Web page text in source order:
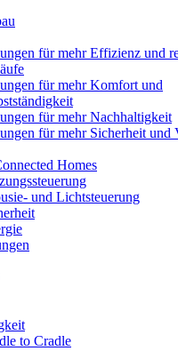
für mehr Effizienz und
für mehr Komfort und
für mehr Nachhaltigkeit
für mehr Sicherheit und
Homes
und Lichtsteuerung
to Cradle